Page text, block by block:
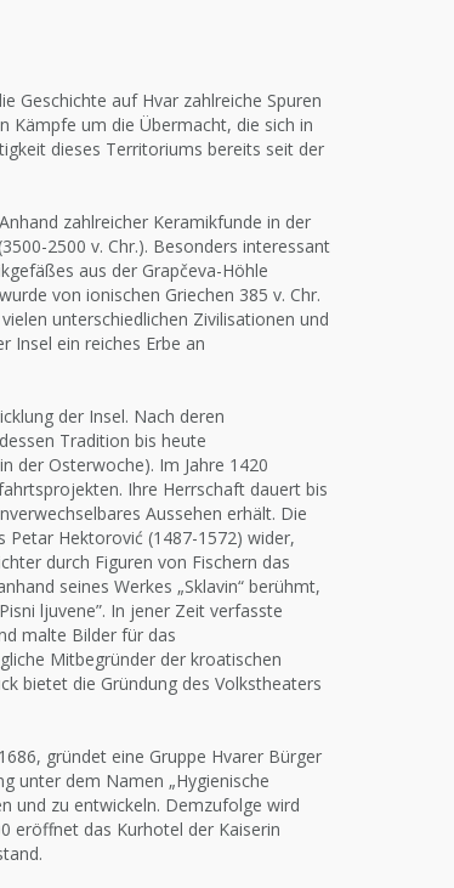
Geschichte auf Hvar zahlreiche Spuren
Kämpfe um die Übermacht, die sich in
dieses Territoriums bereits seit der
zahlreicher Keramikfunde in der
2500 v. Chr.). Besonders interessant
aus der Grapčeva-Höhle
von ionischen Griechen 385 v. Chr.
unterschiedlichen Zivilisationen und
Insel ein reiches Erbe an
der Insel. Nach deren
Tradition bis heute
der Osterwoche). Im Jahre 1420
Ihre Herrschaft dauert bis
Aussehen erhält. Die
Petar Hektorović (1487-1572) wider,
durch Figuren von Fischern das
seines Werkes „Sklavin“ berühmt,
ljuvene”. In jener Zeit verfasste
malte Bilder für das
Mitbegründer der kroatischen
bietet die Gründung des Volkstheaters
gründet eine Gruppe Hvarer Bürger
unter dem Namen „Hygienische
und zu entwickeln. Demzufolge wird
eröffnet das Kurhotel der Kaiserin